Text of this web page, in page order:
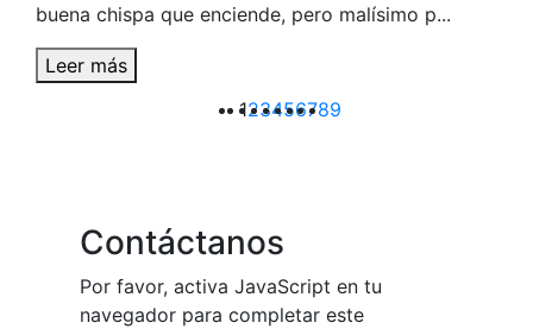
buena chispa que enciende, pero malísimo p...
Leer más
123456789
Contáctanos
Por favor, activa JavaScript en tu
navegador para completar este